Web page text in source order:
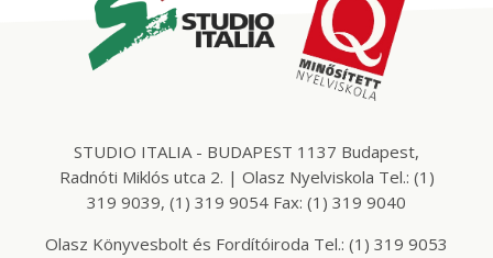
STUDIO ITALIA - BUDAPEST 1137 Budapest,
Radnóti Miklós utca 2. | Olasz Nyelviskola Tel.: (1)
319 9039, (1) 319 9054 Fax: (1) 319 9040
Olasz Könyvesbolt és Fordítóiroda Tel.: (1) 319 9053